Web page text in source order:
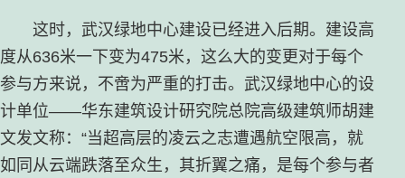
这时，武汉绿地中心建设已经进入后期。建设高
度从636米一下变为475米，这么大的变更对于每个
参与方来说，不啻为严重的打击。武汉绿地中心的设
计单位——华东建筑设计研究院总院高级建筑师胡建
文发文称：“当超高层的凌云之志遭遇航空限高，就
如同从云端跌落至众生，其折翼之痛，是每个参与者